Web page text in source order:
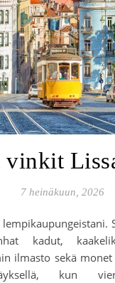
vinkit
7 heinäkuun, 2026
kadut,
ilmasto sekä
kun